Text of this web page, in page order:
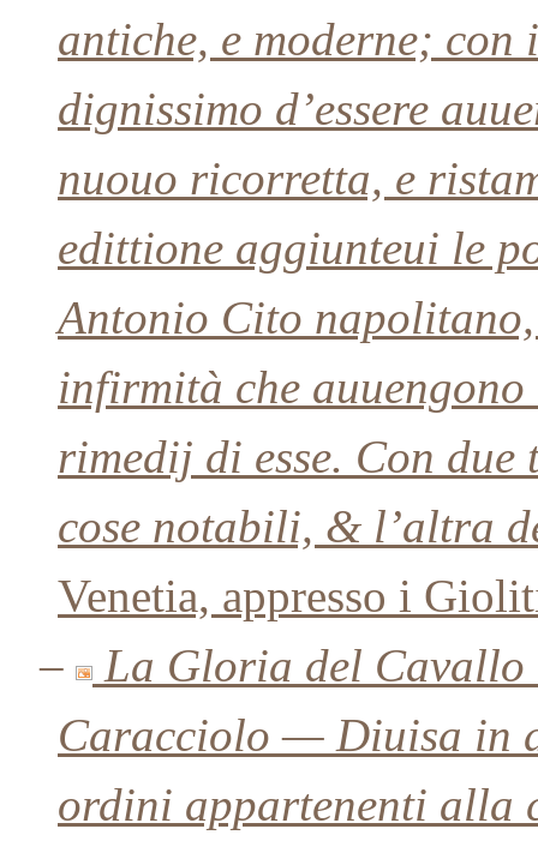
antiche, e moderne;
dignissimo d’essere
nuouo ricorretta, e
edittione aggiunteui le
Antonio Cito
infirmità che
rimedij di esse. Con due
cose notabili, & l’altra
Venetia, appresso i
–
La Gloria del Cavallo
Caracciolo — Diuisa in
ordini appartenenti alla